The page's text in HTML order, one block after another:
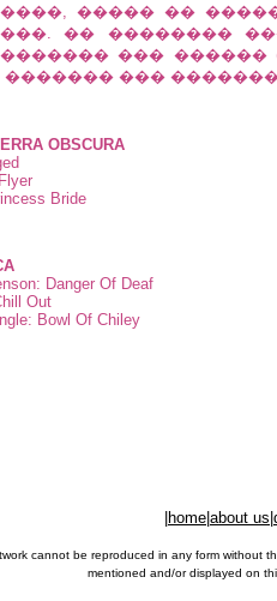
����� ��
�� ��������
��� ������
������� ���
OBSCURA
Bride
Danger Of Deaf
Out
Bowl Of Chiley
home about us
cannot be reproduced in any form without
mentioned and/or displayed on